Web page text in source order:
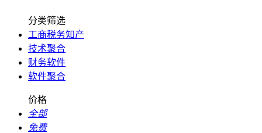
分类筛选
工商税务知产
技术聚合
财务软件
软件聚合
价格
全部
免费